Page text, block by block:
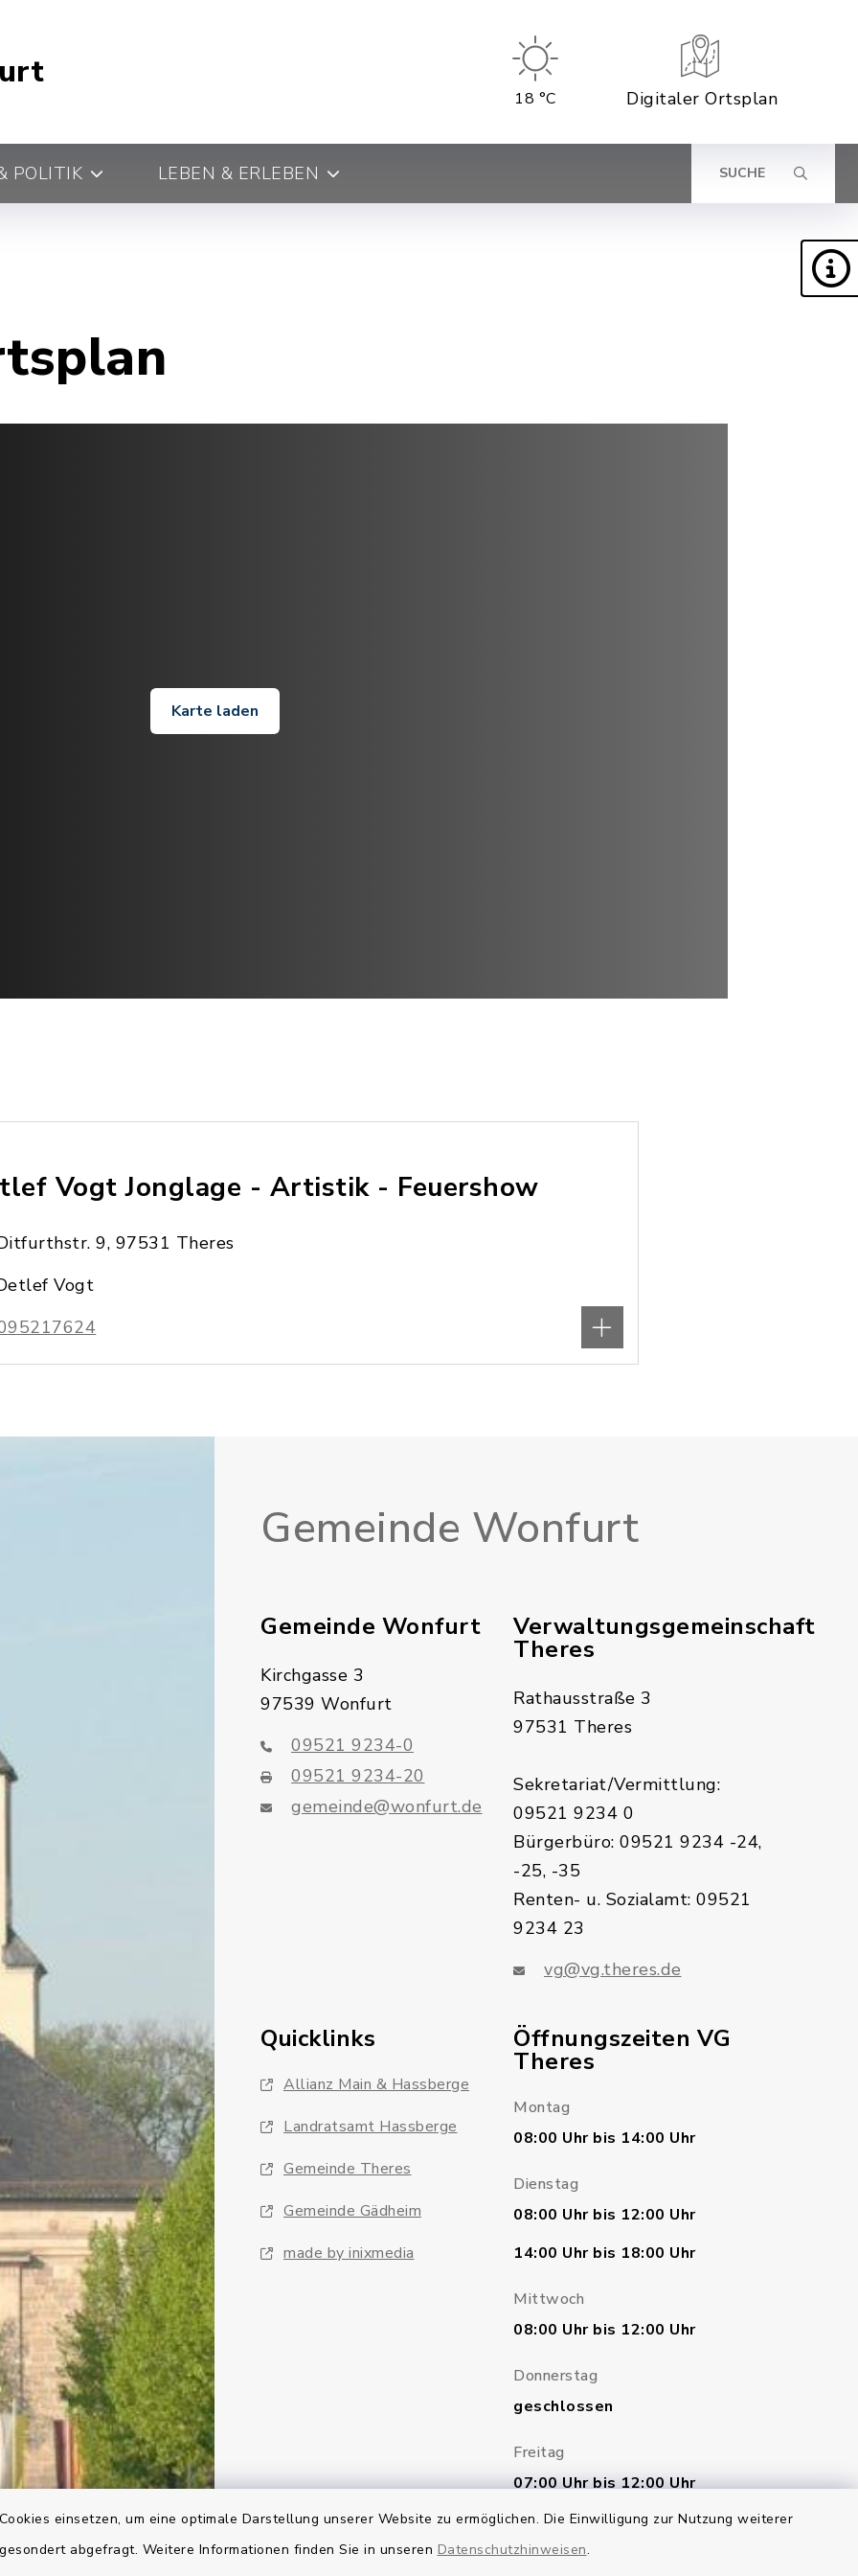
einsetzen, um eine optimale Darstellung unserer Website zu ermöglichen. Die Einwilligung zur Nutzung weiterer
abgefragt. Weitere Informationen finden Sie in unseren Datenschutzhinweisen.
18 °C Digitaler Ortsplan
POLITIK LEBEN & ERLEBEN SUCHE
Karte laden
Vogt Jonglage - Artistik - Feuershow
9, 97531 Theres
Vogt
Gemeinde Wonfurt
Gemeinde Wonfurt
Kirchgasse 3
97539 Wonfurt
09521 9234-0
09521 9234-20
gemeinde@wonfurt.de
Verwaltungsgemeinschaft
Theres
Rathausstraße 3
97531 Theres
Sekretariat/Vermittlung:
09521 9234 0
Bürgerbüro: 09521 9234 -24,
-25, -35
Renten- u. Sozialamt: 09521
9234 23
vg@vg.theres.de
Quicklinks
Allianz Main & Hassberge
Landratsamt Hassberge
Gemeinde Theres
Gemeinde Gädheim
made by inixmedia
Öffnungszeiten VG
Theres
Montag
08:00 Uhr bis 14:00 Uhr
Dienstag
08:00 Uhr bis 12:00 Uhr
14:00 Uhr bis 18:00 Uhr
Mittwoch
08:00 Uhr bis 12:00 Uhr
Donnerstag
geschlossen
Freitag
07:00 Uhr bis 12:00 Uhr